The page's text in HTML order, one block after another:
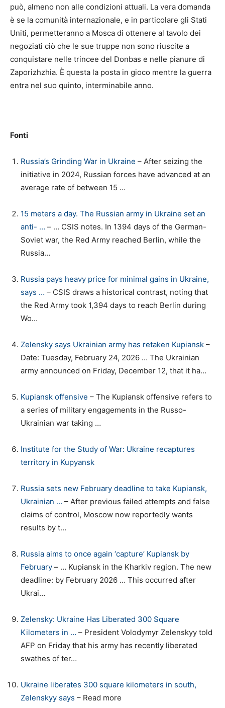
può, almeno non alle condizioni attuali. La vera domanda
è se la comunità internazionale, e in particolare gli Stati
Uniti, permetteranno a Mosca di ottenere al tavolo dei
negoziati ciò che le sue truppe non sono riuscite a
conquistare nelle trincee del Donbas e nelle pianure di
Zaporizhzhia. È questa la posta in gioco mentre la guerra
entra nel suo quinto, interminabile anno.
Fonti
Russia’s Grinding War in Ukraine – After seizing the
initiative in 2024, Russian forces have advanced at an
average rate of between 15 …
15 meters a day. The Russian army in Ukraine set an
anti- … – … CSIS notes. In 1394 days of the German-
Soviet war, the Red Army reached Berlin, while the
Russia…
Russia pays heavy price for minimal gains in Ukraine,
says … – CSIS draws a historical contrast, noting that
the Red Army took 1,394 days to reach Berlin during
Wo…
Zelensky says Ukrainian army has retaken Kupiansk –
Date: Tuesday, February 24, 2026 … The Ukrainian
army announced on Friday, December 12, that it ha…
Kupiansk offensive – The Kupiansk offensive refers to
a series of military engagements in the Russo-
Ukrainian war taking …
Institute for the Study of War: Ukraine recaptures
territory in Kupyansk
Russia sets new February deadline to take Kupiansk,
Ukrainian … – After previous failed attempts and false
claims of control, Moscow now reportedly wants
results by t…
Russia aims to once again ‘capture’ Kupiansk by
February – … Kupiansk in the Kharkiv region. The new
deadline: by February 2026 … This occurred after
Ukrai…
Zelensky: Ukraine Has Liberated 300 Square
Kilometers in … – President Volodymyr Zelenskyy told
AFP on Friday that his army has recently liberated
swathes of ter…
Ukraine liberates 300 square kilometers in south,
Zelenskyy says – Read more